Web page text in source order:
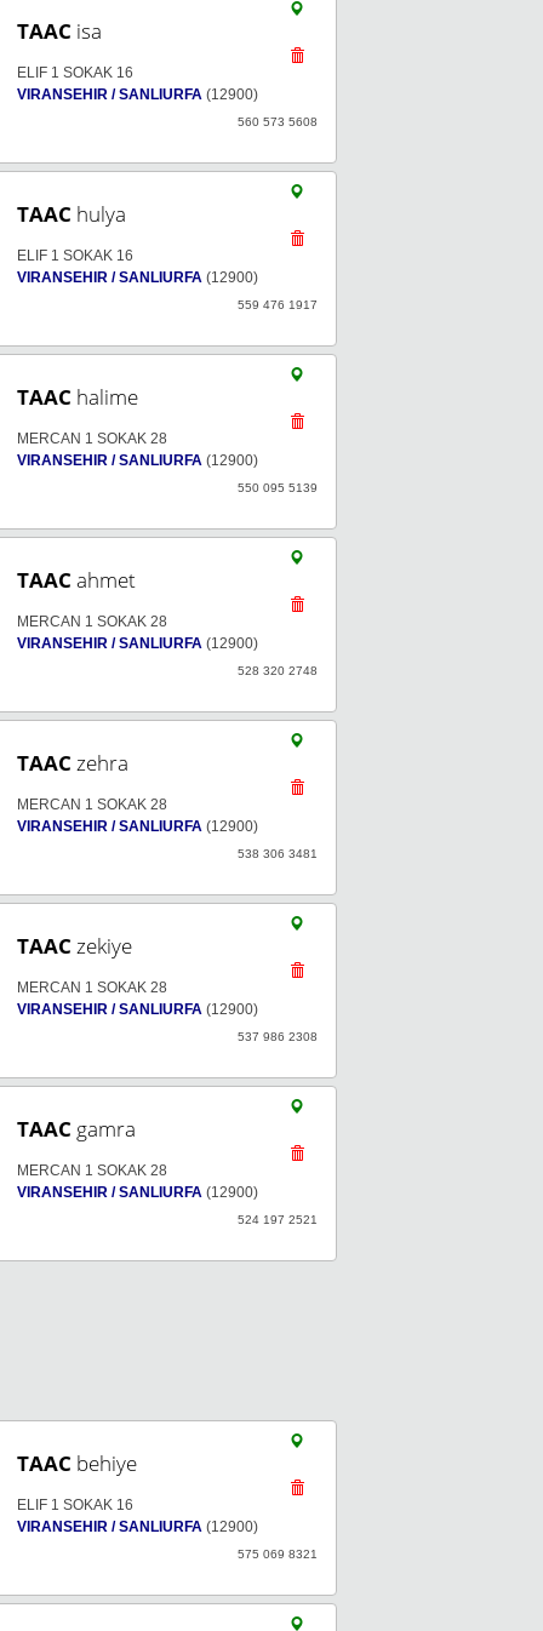
TAAC isa
ELIF 1 SOKAK 16
VIRANSEHIR / SANLIURFA (12900)
560 573 5608
TAAC hulya
ELIF 1 SOKAK 16
VIRANSEHIR / SANLIURFA (12900)
559 476 1917
TAAC halime
MERCAN 1 SOKAK 28
VIRANSEHIR / SANLIURFA (12900)
550 095 5139
TAAC ahmet
MERCAN 1 SOKAK 28
VIRANSEHIR / SANLIURFA (12900)
528 320 2748
TAAC zehra
MERCAN 1 SOKAK 28
VIRANSEHIR / SANLIURFA (12900)
538 306 3481
TAAC zekiye
MERCAN 1 SOKAK 28
VIRANSEHIR / SANLIURFA (12900)
537 986 2308
TAAC gamra
MERCAN 1 SOKAK 28
VIRANSEHIR / SANLIURFA (12900)
524 197 2521
TAAC behiye
ELIF 1 SOKAK 16
VIRANSEHIR / SANLIURFA (12900)
575 069 8321